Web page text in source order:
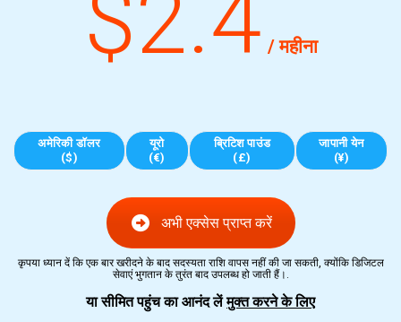
/ महीना
अमेरिकी डॉलर
($)
यूरो
(€)
ब्रिटिश पाउंड
(£)
जापानी येन
(¥)
अभी एक्सेस प्राप्त करें
कृपया ध्यान दें कि एक बार खरीदने के बाद सदस्यता राशि वापस नहीं की जा सकती, क्योंकि डिजिटल
सेवाएं भुगतान के तुरंत बाद उपलब्ध हो जाती हैं।.
या सीमित पहुंच का आनंद लेंमुक्त करने के लिए